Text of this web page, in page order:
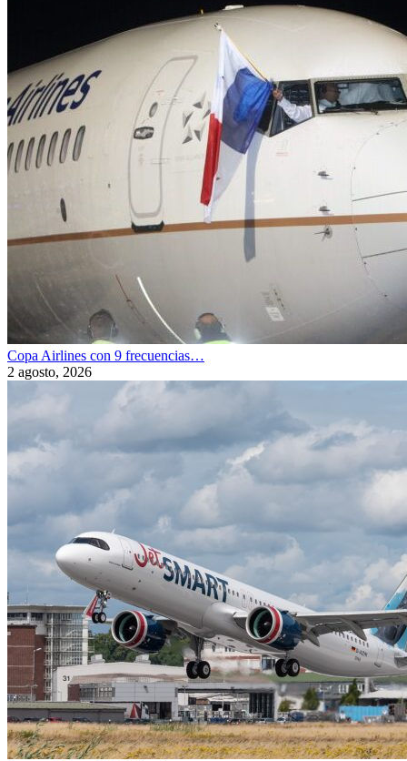
Copa Airlines con 9 frecuencias…
2 agosto, 2026